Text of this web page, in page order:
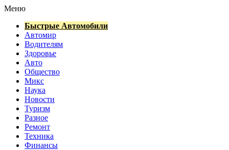
Меню
Быстрые Автомобили
Автомир
Водителям
Здоровье
Авто
Общество
Микс
Наука
Новости
Туризм
Разное
Ремонт
Техника
Финансы